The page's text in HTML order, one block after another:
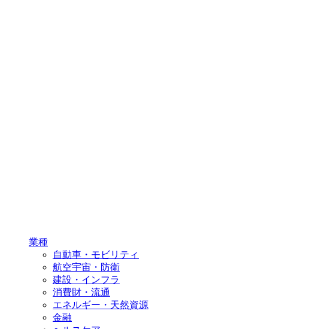
業種
自動車・モビリティ
航空宇宙・防衛
建設・インフラ
消費財・流通
エネルギー・天然資源
金融